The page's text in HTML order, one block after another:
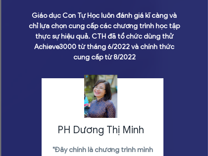
Giáo dục Con Tự Học luôn đánh giá kĩ càng và
chỉ lựa chọn cung cấp các chương trình học tập
thực sự hiệu quả. CTH đã tổ chức dùng thử
Achieve3000 từ tháng 6/2022 và chính thức
cung cấp từ 8/2022
PH Dương Thị Minh
"Đây chính là chương trình mình